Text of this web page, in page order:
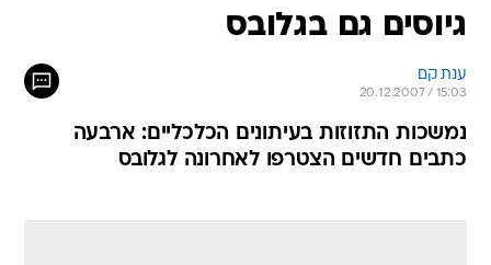
גיוסים גם בגלובס
ענת קם
20.12.2007 / 15:03
נמשכות התזוזות בעיתונים הכלכליים: ארבעה
כתבים חדשים הצטרפו לאחרונה לגלובס